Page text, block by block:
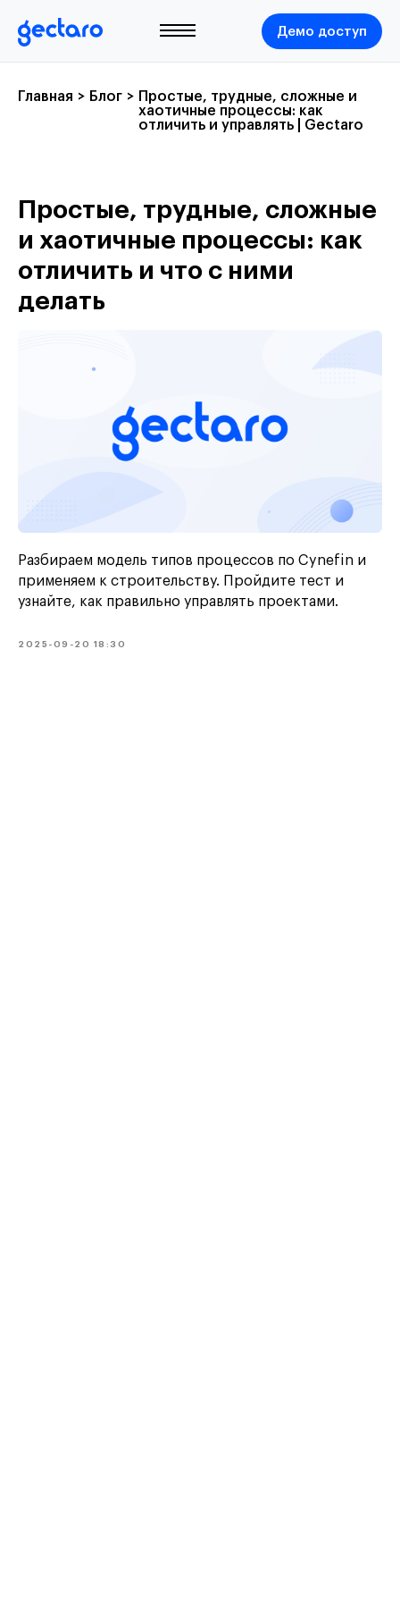
Демо доступ
Главная > Блог > Простые, трудные, сложные и
хаотичные процессы: как
отличить и управлять | Gectaro
Простые, трудные, сложные
и хаотичные процессы: как
отличить и что с ними
делать
Разбираем модель типов процессов по Cynefin и
применяем к строительству. Пройдите тест и
узнайте, как правильно управлять проектами.
2025-09-20 18:30